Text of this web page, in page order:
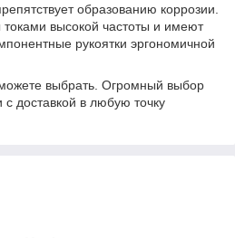
образованию коррозии.
высокой частоты и имеют
рукоятки эргономичной
выбрать. Огромный выбор
с доставкой в любую точку